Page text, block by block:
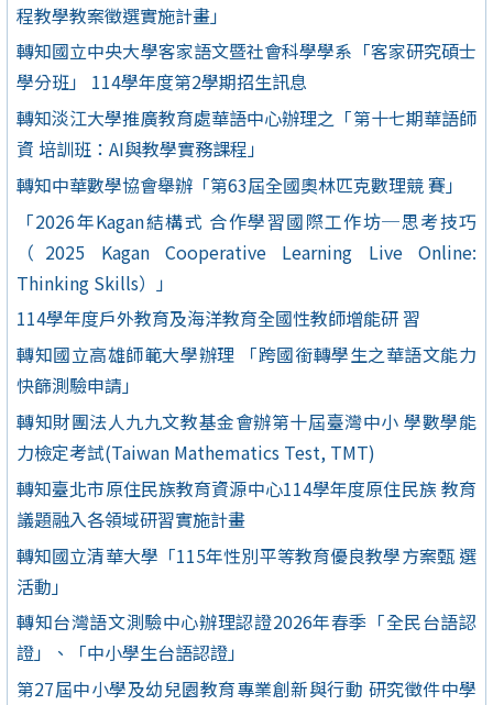
程教學教案徵選實施計畫」
轉知國立中央大學客家語文暨社會科學學系「客家研究碩士
學分班」 114學年度第2學期招生訊息
轉知淡江大學推廣教育處華語中心辦理之「第十七期華語師
資 培訓班：AI與教學實務課程」
轉知中華數學協會舉辦「第63屆全國奧林匹克數理競 賽」
「2026年Kagan結構式 合作學習國際工作坊─思考技巧
（2025 Kagan Cooperative Learning Live Online:
Thinking Skills）」
114學年度戶外教育及海洋教育全國性教師增能研 習
轉知國立高雄師範大學辦理 「跨國銜轉學生之華語文能力
快篩測驗申請」
轉知財團法人九九文教基金會辦第十屆臺灣中小 學數學能
力檢定考試(Taiwan Mathematics Test, TMT)
轉知臺北市原住民族教育資源中心114學年度原住民族 教育
議題融入各領域研習實施計畫
轉知國立清華大學「115年性別平等教育優良教學方案甄 選
活動」
轉知台灣語文測驗中心辦理認證2026年春季「全民台語認
證」、「中小學生台語認證」
第27屆中小學及幼兒園教育專業創新與行動 研究徵件中學